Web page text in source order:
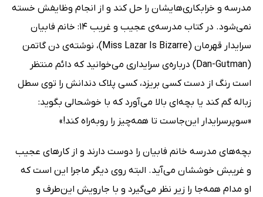
مدرسه و خرابکاری‌هایشان را حل کند و از انجام وظایفش خسته
نمی‌شود. در کتاب مدرسه‌ی عجیب و غریب 14: خانم فابیان
سرایدار قهرمان (Miss Lazar Is Bizarre)، نوشته‌ی دن گاتمن
(Dan-Gutman) درباره‌ی سرایداری می‌خوانید که دائم منتظر
است رنگ از دست کسی بریزد، کسی پلاک دندانش را توی سطل
زباله گم ‌کند یا بچه‌ای بالا می‌آورد که با خوشحالی بگوید:
«سوپرسرایدار این‌جاست تا همه‌چیز را روبه‌راه کند!»
بچه‌های مدرسه خانم فابیان را دوست دارند و از کارهای عجیب
و غریبش خوششان می‌آید. البته روی دیگر ماجرا این است که
او مدام همه‌جا را زیر نظر می‌گیرد و با جارویش این‌طرف و